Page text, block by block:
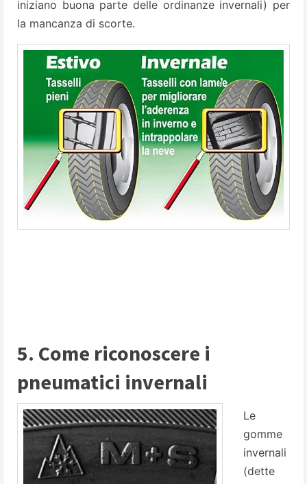
iniziano buona parte delle ordinanze invernali) per
la mancanza di scorte.
5. Come riconoscere i
pneumatici invernali
Le
gomme
invernali
(dette